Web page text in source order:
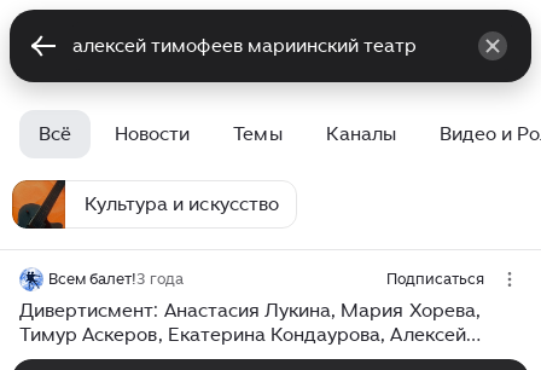
Всё Новости Темы Каналы Видео и
Культура и искусство
Всем балет!3 года Подписаться
Дивертисмент: Анастасия Лукина, Мария Хорева,
Тимур Аскеров, Екатерина Кондаурова, Алексей
Тимофеев. Мариинский театр, 11 февраля 2023